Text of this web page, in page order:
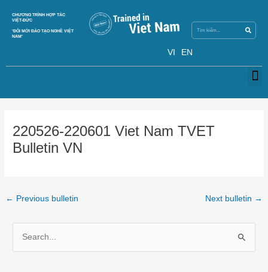
content
CHƯƠNG TRÌNH HỢP TÁC
VIỆT-ĐỨC
‘ĐỔI MỚI ĐÀO TẠO NGHỀ VIỆT
NAM’
VI EN
220526-220601 Viet Nam TVET
Bulletin VN
← Previous bulletin Next bulletin →